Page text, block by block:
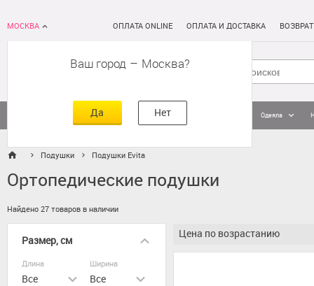
МОСКВА
Ваш город – Москва
Да Нет
ОПЛАТА ONLINE ОПЛАТА И ДОСТАВКА
Кровати Постельное белье Одеяла
Подушки Подушки Evita
Ортопедические подушки
Найдено 27 товаров в наличии
Размер, см
Длина
Все
Ширина
Все
Цена по возрастанию